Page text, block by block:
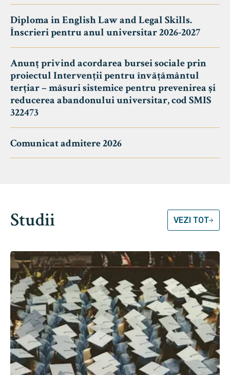
Diploma in English Law and Legal Skills.
Înscrieri pentru anul universitar 2026-2027
Anunț privind acordarea bursei sociale prin
proiectul Intervenții pentru învățământul
terțiar – măsuri sistemice pentru prevenirea și
reducerea abandonului universitar, cod SMIS
322473
Comunicat admitere 2026
Studii VEZI TOT